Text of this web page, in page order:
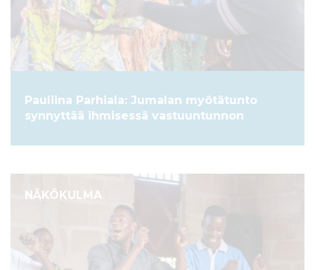
Pauliina Parhiala: Jumalan myötätunto
synnyttää ihmisessä vastuuntunnon
NÄKÖKULMA